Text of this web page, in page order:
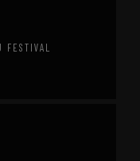
FESTIVAL